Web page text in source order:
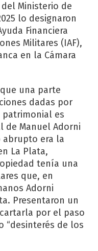
Ministerio de
lo designaron
Financiera
Militares (IAF),
en la Cámara
una parte
dadas por
patrimonial es
de Manuel Adorni
abrupto era la
La Plata,
tenía una
que, en
Adorni
Presentaron un
por el paso
“desinterés de los